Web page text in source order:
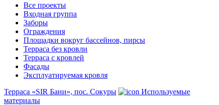
Все проекты
Входная группа
Заборы
Ограждения
Площадки вокруг бассейнов, пирсы
Терраса без кровли
Терраса с кровлей
Фасады
Эксплуатируемая кровля
Терраса «SIR Бани», пос. Сокуры
Используемые
материалы